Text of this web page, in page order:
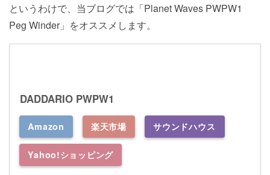
というわけで、当ブログでは「Planet Waves PWPW1
Peg Winder」をオススメします。
DADDARIO PWPW1
Amazon 楽天市場 サウンドハウス
Yahoo!ショッピング